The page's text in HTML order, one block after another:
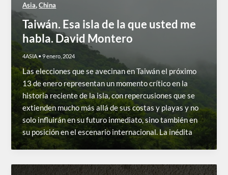
Asia,China
Taiwán. Esa isla de la que usted me
habla. David Montero
4ASIA •9 enero, 2024
Las elecciones que se avecinan en Taiwán el próximo
13 de enero representan un momento crítico en la
historia reciente de la isla, con repercusiones que se
extienden mucho más allá de sus costas y playas y no
solo influirán en su futuro inmediato, sino también en
su posición en el escenario internacional. La inédita